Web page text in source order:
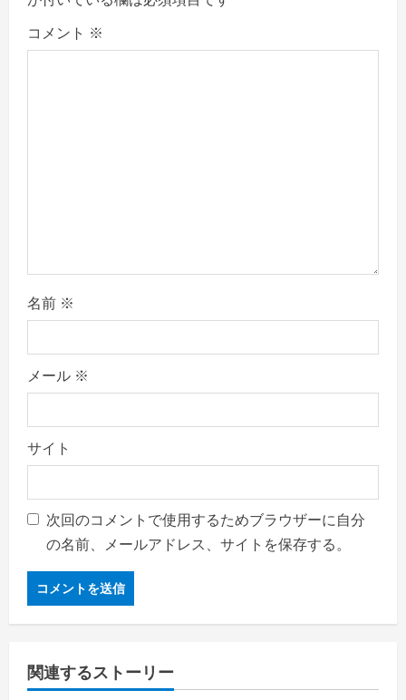
a
コメント ※
名前 ※
メール ※
サイト
次回のコメントで使用するためブラウザーに自分
の名前、メールアドレス、サイトを保存する。
関連するストーリー